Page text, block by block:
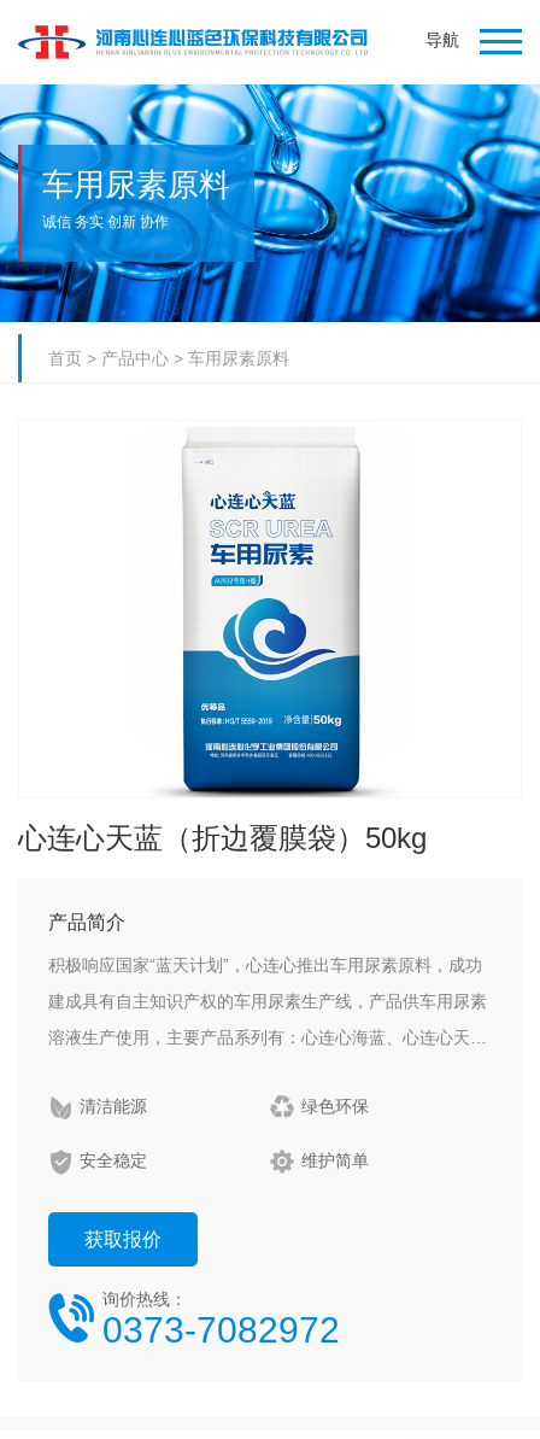
导航
车用尿素原料
诚信 务实 创新 协作
首页 > 产品中心 > 车用尿素原料
心连心天蓝（折边覆膜袋）50kg
产品简介
积极响应国家“蓝天计划”，心连心推出车用尿素原料，成功
建成具有自主知识产权的车用尿素生产线，产品供车用尿素
溶液生产使用，主要产品系列有：心连心海蓝、心连心天蓝
述：适用于国五、国六重型柴油车产品特点：差异化定制产
品，产品符合国家标准，可满足多数客户中高端产品生产需
常用包装规格产品。产品用途：通用于各类需求的车用尿素
溶液客户。产品重量：净重50公斤（20包/吨）。使用说
明：配合上料机使用可提高投料效率。产品特点：色泽透
明、粒度小、缩二脲含量低，无机械辅助也可操作。
清洁能源 绿色环保
安全稳定 维护简单
获取报价
询价热线：
0373-7082972